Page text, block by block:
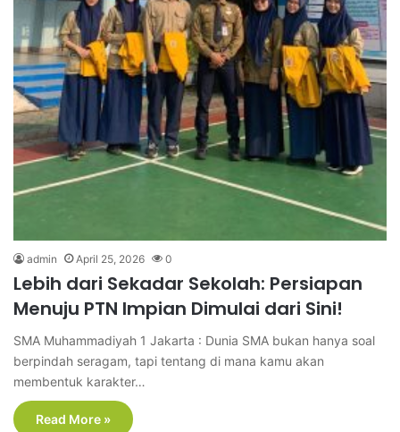
admin April 25, 2026 0
Lebih dari Sekadar Sekolah: Persiapan
Menuju PTN Impian Dimulai dari Sini!
SMA Muhammadiyah 1 Jakarta : Dunia SMA bukan hanya soal
berpindah seragam, tapi tentang di mana kamu akan
membentuk karakter…
Read More »